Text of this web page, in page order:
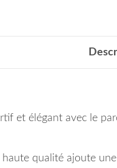
et élégant avec le
qualité ajoute